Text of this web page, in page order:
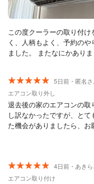
この度クーラーの取り付
く、人柄もよく、予約の
ました。 またなにかあり
5日前・匿名さ
エアコン取り外し
退去後の家のエアコンの
し訳なかったですが、と
た機会がありましたら、
4日前・あき
エアコン取り付け